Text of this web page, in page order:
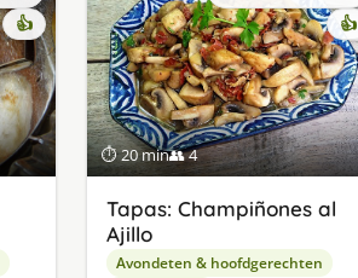
👍
⏱ 20 min👥 4
👍
Tapas: Champiñones al
Ajillo
Avondeten & hoofdgerechten